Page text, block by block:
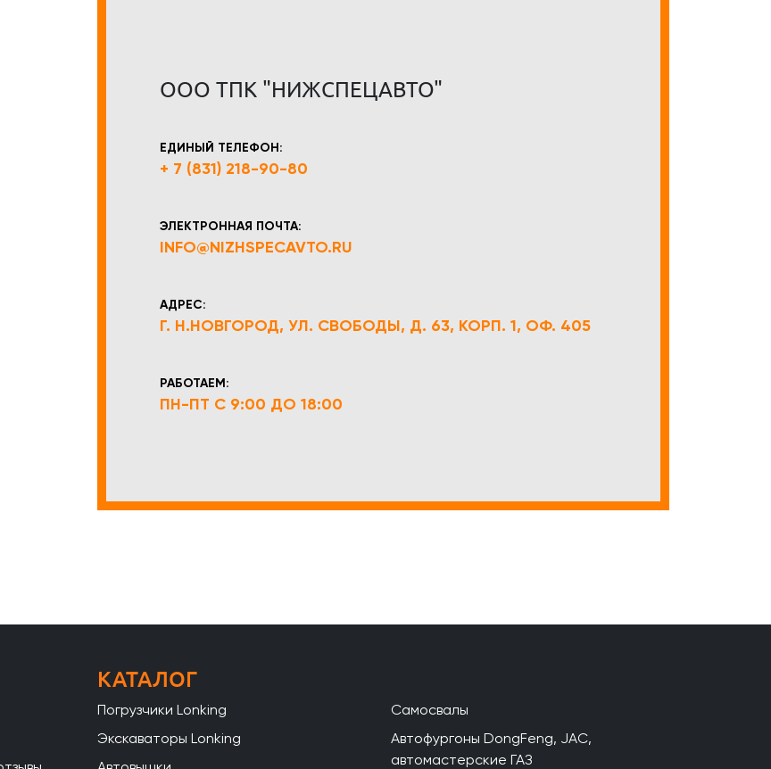
ООО ТПК "НИЖСПЕЦАВТО"
ЕДИНЫЙ ТЕЛЕФОН:
+ 7 (831) 218-90-80
ЭЛЕКТРОННАЯ ПОЧТА:
INFO@NIZHSPECAVTO.RU
АДРЕС:
Г. Н.НОВГОРОД, УЛ. СВОБОДЫ, Д. 63, КОРП. 1, ОФ. 405
РАБОТАЕМ:
ПН-ПТ С 9:00 ДО 18:00
КАТАЛОГ
Погрузчики Lonking
Экскаваторы Lonking
Самосвалы
Автофургоны DongFeng, JAC,
автомастерские ГАЗ